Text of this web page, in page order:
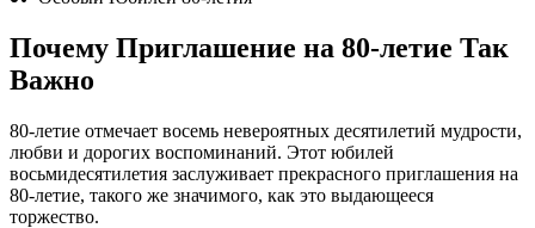
Почему Приглашение на 80-летие Так
Важно
80-летие отмечает восемь невероятных десятилетий мудрости,
любви и дорогих воспоминаний. Этот юбилей
восьмидесятилетия заслуживает прекрасного приглашения на
80-летие, такого же значимого, как это выдающееся
торжество.